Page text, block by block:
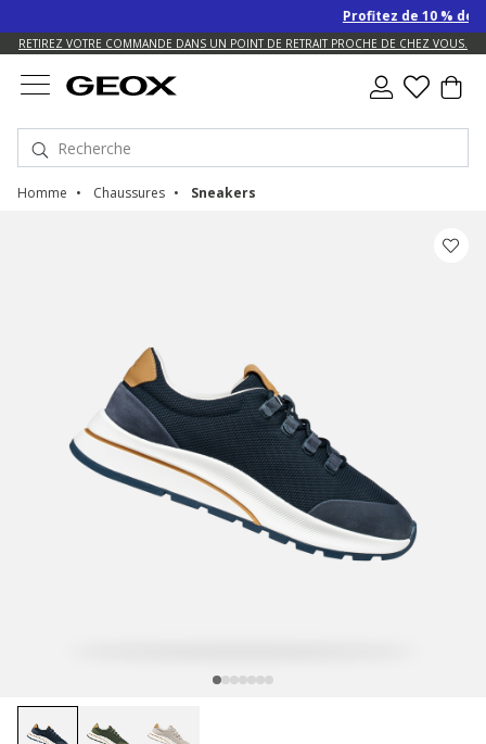
Profitez de 10 % de remise
RETIREZ VOTRE COMMANDE DANS UN POINT DE RETRAIT PROCHE DE CHEZ VOUS.
Homme Chaussures Sneakers